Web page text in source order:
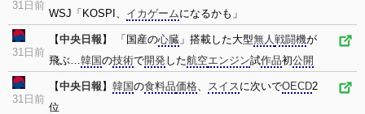
31日前
WSJ「KOSPI、 イカゲームになるかも」
31日前
【中央日報 】 「国産の心臓 」搭載した大型無人戦闘機が
飛ぶ…韓国の技術で開発 した航空エンジン試作品初公開
31日前
【中央日報 】 韓国の食料品価格、 スイスに次いでOECD2
位